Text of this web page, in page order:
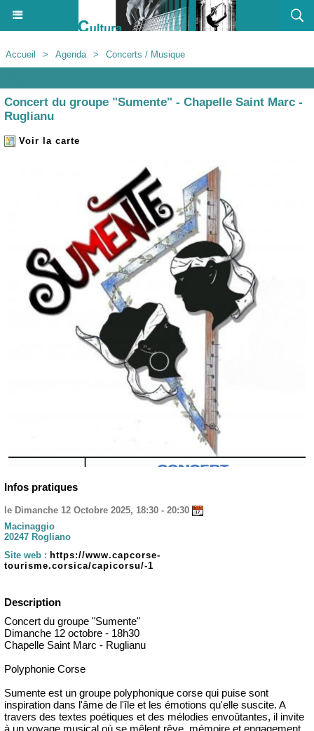
Accueil > Agenda > Concerts / Musique
Concert du groupe "Sumente" - Chapelle Saint Marc -
Ruglianu
Voir la carte
Infos pratiques
le Dimanche 12 Octobre 2025, 18:30 - 20:30
Macinaggio
20247 Rogliano
Site web : https://www.capcorse-
tourisme.corsica/capicorsu/-1
Description
Concert du groupe "Sumente"
Dimanche 12 octobre - 18h30
Chapelle Saint Marc - Ruglianu
Polyphonie Corse
Sumente est un groupe polyphonique corse qui puise sont
inspiration dans l'âme de l'île et les émotions qu'elle suscite. A
travers des textes poétiques et des mélodies envoûtantes, il invite